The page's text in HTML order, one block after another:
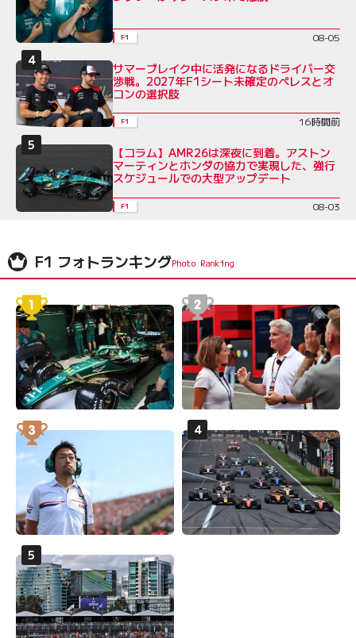
F1 08-05
サマーブレイク中に活発になるドライバー交
渉戦。2027年F1シート未確定のペレスとオ
コンの選択肢
F1 16時間前
【コラム】AMR26は深夜に到着。アストン
マーティンとホンダの協力で実現した、強行
スケジュールでの大型アップデート
F1 08-03
F1 フォトランキング